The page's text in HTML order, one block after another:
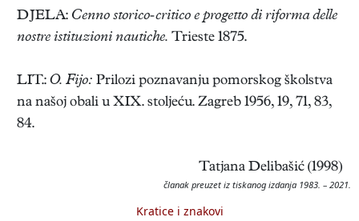
DJELA: Cenno storico-critico e progetto di riforma delle
nostre istituzioni nautiche. Trieste 1875.
LIT.: O. Fijo: Prilozi poznavanju pomorskog školstva
na našoj obali u XIX. stoljeću. Zagreb 1956, 19, 71, 83,
84.
Tatjana Delibašić (1998)
članak preuzet iz tiskanog izdanja 1983. – 2021.
Kratice i znakovi